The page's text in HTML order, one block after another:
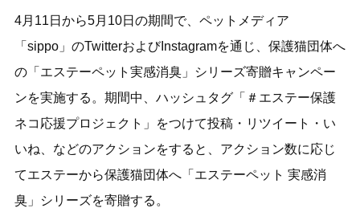
4月11日から5月10日の期間で、ペットメディア
「sippo」のTwitterおよびInstagramを通じ、保護猫団体へ
の「エステーペット実感消臭」シリーズ寄贈キャンペー
ンを実施する。期間中、ハッシュタグ「＃エステー保護
ネコ応援プロジェクト」をつけて投稿・リツイート・い
いね、などのアクションをすると、アクション数に応じ
てエステーから保護猫団体へ「エステーペット 実感消
臭」シリーズを寄贈する。